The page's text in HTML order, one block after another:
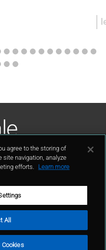
Mapa do site
agree to the storing of
site navigation, analyze
efforts.
Learn more
All